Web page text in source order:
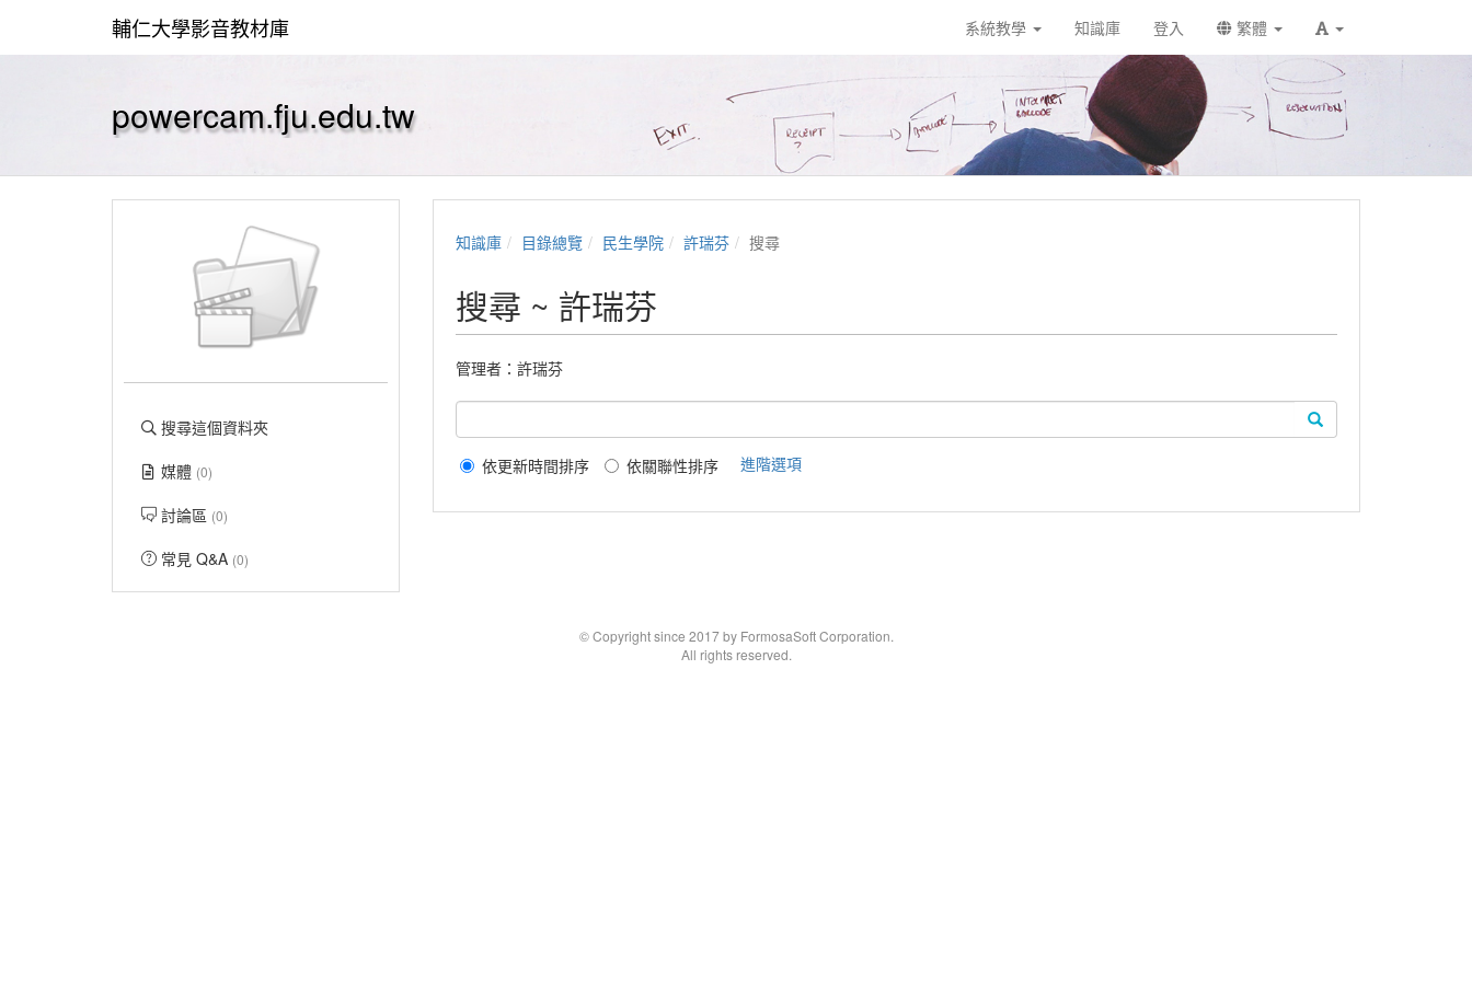
輔仁大學影音教材庫 系統教學 知識庫 登入 繁體
powercam.fju.edu.tw
搜尋這個資料夾
媒體 (0)
討論區 (0)
常見 Q&A (0)
知識庫 目錄總覽 民生學院 許瑞芬 搜尋
搜尋 ~ 許瑞芬
管理者： 許瑞芬
依更新時間排序 依關聯性排序 進階選項
© Copyright since 2017 by FormosaSoft Corporation.
All rights reserved.